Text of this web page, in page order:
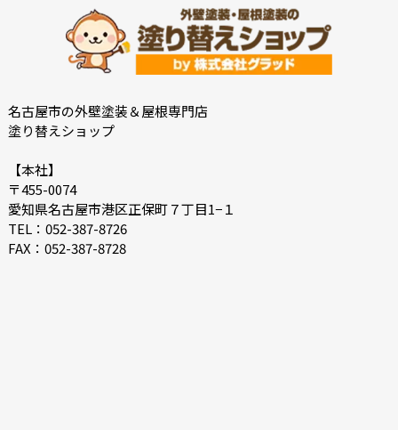
2022-08
2022-07
2022-06
2022-05
2022-04
2022-03
2022-02
2021-12
2021-04
2021-02
2020-12
名古屋市の外壁塗装＆屋根専門店
塗り替えショップ
【本社】
〒455-0074
愛知県名古屋市港区正保町７丁目1−１
TEL：052-387-8726
FAX：052-387-8728